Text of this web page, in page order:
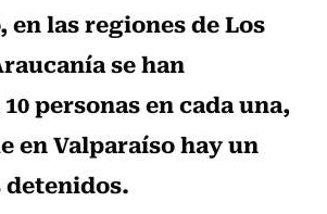
en las regiones de Los
se han
personas en cada una,
en Valparaíso hay un